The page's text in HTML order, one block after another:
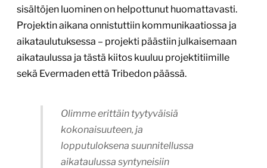
sisältöjen luominen on helpottunut huomattavasti.
Projektin aikana onnistuttiin kommunikaatiossa ja
aikataulutuksessa – projekti päästiin julkaisemaan
aikataulussa ja tästä kiitos kuuluu projektitiimille
sekä Evermaden että Tribedon päässä.
Olimme erittäin tyytyväisiä
kokonaisuuteen, ja
lopputuloksena suunnitellussa
aikataulussa syntyneisiin